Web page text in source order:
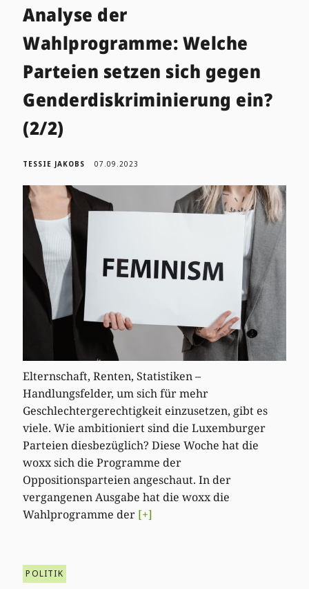
Analyse der
Wahlprogramme: Welche
Parteien setzen sich gegen
Genderdiskriminierung ein?
(2/2)
TESSIE JAKOBS 07.09.2023
Elternschaft, Renten, Statistiken –
Handlungsfelder, um sich für mehr
Geschlechtergerechtigkeit einzusetzen, gibt es
viele. Wie ambitioniert sind die Luxemburger
Parteien diesbezüglich? Diese Woche hat die
woxx sich die Programme der
Oppositionsparteien angeschaut. In der
vergangenen Ausgabe hat die woxx die
Wahlprogramme der [+]
POLITIK